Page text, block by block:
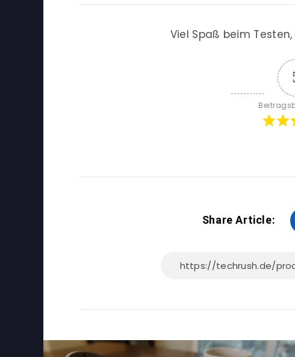
Viel Spaß beim
Share Article: